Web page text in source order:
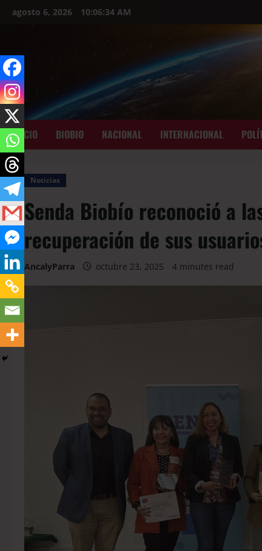
agosto 6, 2026 10:06:35 AM
INICIO BIOBIO NACIONAL INTERNACIONAL
Noticias
Senda Biobío reconoció a
recuperación de sus
AncalyParra octubre 23, 2025 4 minutes read